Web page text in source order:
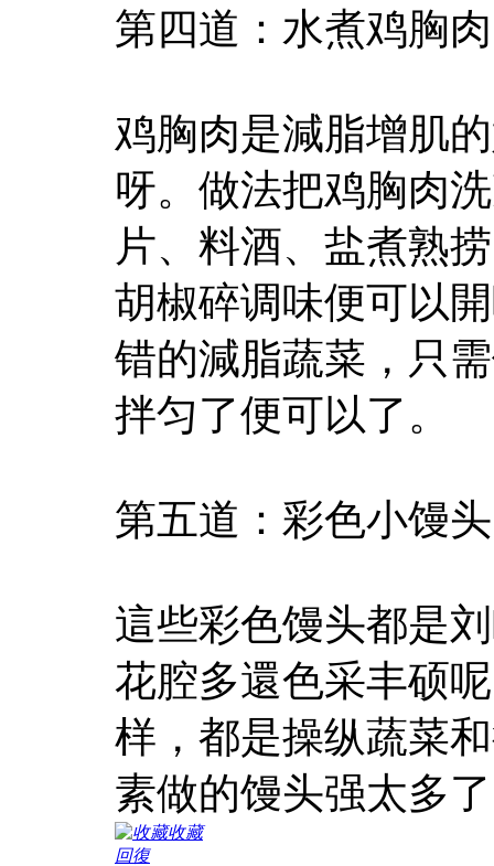
第四道：水煮鸡胸
鸡胸肉是減脂增肌
呀。做法把鸡胸肉
片、料酒、盐煮熟
胡椒碎调味便可以
错的減脂蔬菜，只
拌匀了便可以了。
第五道：彩色小馒头
這些彩色馒头都是
花腔多還色采丰硕
样，都是操纵蔬菜
素做的馒头强太多
收藏
回復